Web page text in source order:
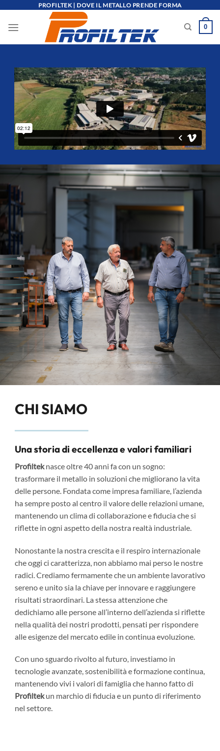
contenuti
PROFILTEK | DOVE IL METALLO PRENDE FORMA
0
CHI SIAMO
Una storia di eccellenza e valori familiari
Profilteknasce oltre 40 anni fa con un sogno:
trasformare il metallo in soluzioni che migliorano la vita
delle persone. Fondata come impresa familiare, l’azienda
ha sempre posto al centro il valore delle relazioni umane,
mantenendo un clima di collaborazione e fiducia che si
riflette in ogni aspetto della nostra realtà industriale.
Nonostante la nostra crescita e il respiro internazionale
che oggi ci caratterizza, non abbiamo mai perso le nostre
radici. Crediamo fermamente che un ambiente lavorativo
sereno e unito sia la chiave per innovare e raggiungere
risultati straordinari. La stessa attenzione che
dedichiamo alle persone all’interno dell’azienda si riflette
nella qualità dei nostri prodotti, pensati per rispondere
alle esigenze del mercato edile in continua evoluzione.
Con uno sguardo rivolto al futuro, investiamo in
tecnologie avanzate, sostenibilità e formazione continua,
mantenendo vivi i valori di famiglia che hanno fatto di
Profiltekun marchio di fiducia e un punto di riferimento
nel settore.